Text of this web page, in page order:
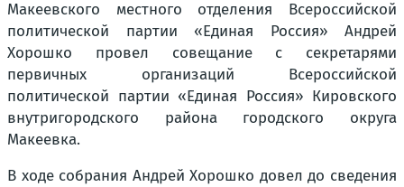
Макеевского местного отделения Всероссийской
политической партии «Единая Россия» Андрей
Хорошко провел совещание с секретарями
первичных организаций Всероссийской
политической партии «Единая Россия» Кировского
внутригородского района городского округа
Макеевка.
В ходе собрания Андрей Хорошко довел до сведения